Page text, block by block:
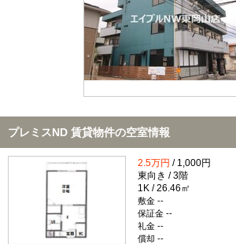
TOP
プレミスND 賃貸物件の空室情報
2.5万円 / 1,000円
東向き / 3階
1K / 26.46㎡
敷金 --
保証金 --
礼金 --
償却 --